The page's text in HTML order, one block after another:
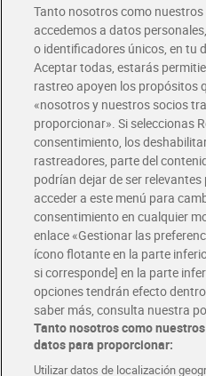
Envío gratis por compras
Envío estandar por 4,99€
Glovo y Uber Eats
Solicita tu factura de Glovo o Uber
Únete al CLUB Dia
Disfruta las ventajas y ofertas
Descárgate la APP Dia
Folletos y Tiendas
Descubre las mejores ofertas y
Tarjeta MaX Dia
Te devuelve hasta 8€/mes de tus
¡Solicita tu tarjeta de crédito aquí!
Tanto nosotros como nuestros
accedemos a datos
o identificadores únicos, en tu
Aceptar todas, estarás
rastreo apoyen los propósitos
«nosotros y nuestros socios
proporcionar». Si seleccionas
consentimiento, los
rastreadores, parte del
podrían dejar de ser
acceder a este menú para
consentimiento en cualquier
enlace «Gestionar las
ícono flotante en la parte
si corresponde] en la parte
opciones tendrán efecto
saber más, consulta nuestra
Tanto nosotros como
datos para proporcionar:
Utilizar datos de localización